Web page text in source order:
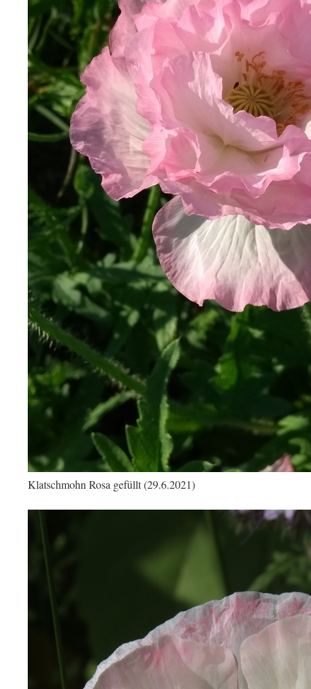
Klatschmohn Rosa gefüllt (29.6.2021)